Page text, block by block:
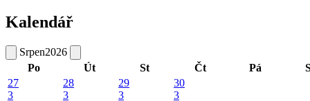
Kalendář
Srpen2026
Po
Út St Čt Pá
27
3
28
3
29
3
30
3